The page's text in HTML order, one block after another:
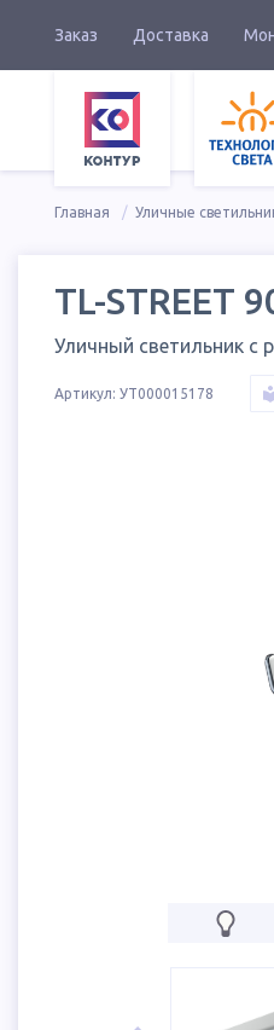
Заказ Доставка
Главная Уличные
TL-STREET
Уличный светильник с
Артикул: УТ000015178